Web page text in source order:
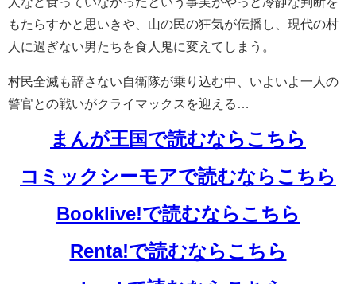
もたらすかと思いきや、山の民の狂気が伝播し、現代の村
人に過ぎない男たちを食人鬼に変えてしまう。
村民全滅も辞さない自衛隊が乗り込む中、いよいよ一人の
警官との戦いがクライマックスを迎える…
まんが王国で読むならこちら
コミックシーモアで読むならこちら
Booklive!で読むならこちら
Renta!で読むならこちら